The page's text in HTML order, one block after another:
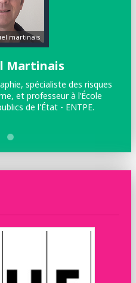
martinais
Martinais
spécialiste des risques
et professeur à l’École
de l'État - ENTPE.